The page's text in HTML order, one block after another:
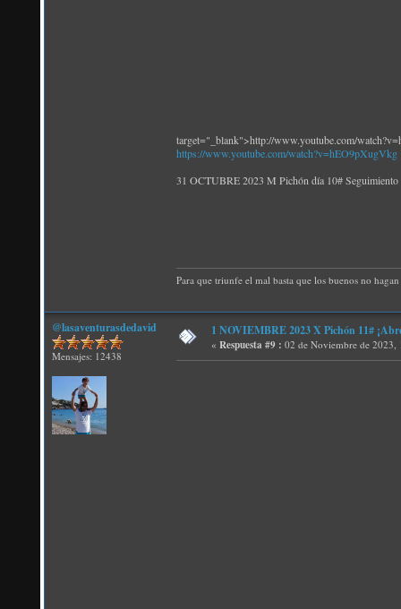
target="_blank">http://www.youtube.com/
https://www.youtube.com/watch?v=hEO9pXugVkg
31 OCTUBRE 2023 M Pichón día 10#
Para que triunfe el mal basta que los buenos no
@lasaventurasdedavid
Mensajes: 12438
1 NOVIEMBRE 2023 X Pichón 11#
« Respuesta #9 : 02 de Noviembre de 2023,